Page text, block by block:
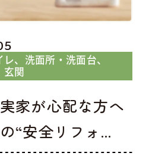
レ
洗面所・洗面台
玄関
家が心配な方へ
“安全リフォ...